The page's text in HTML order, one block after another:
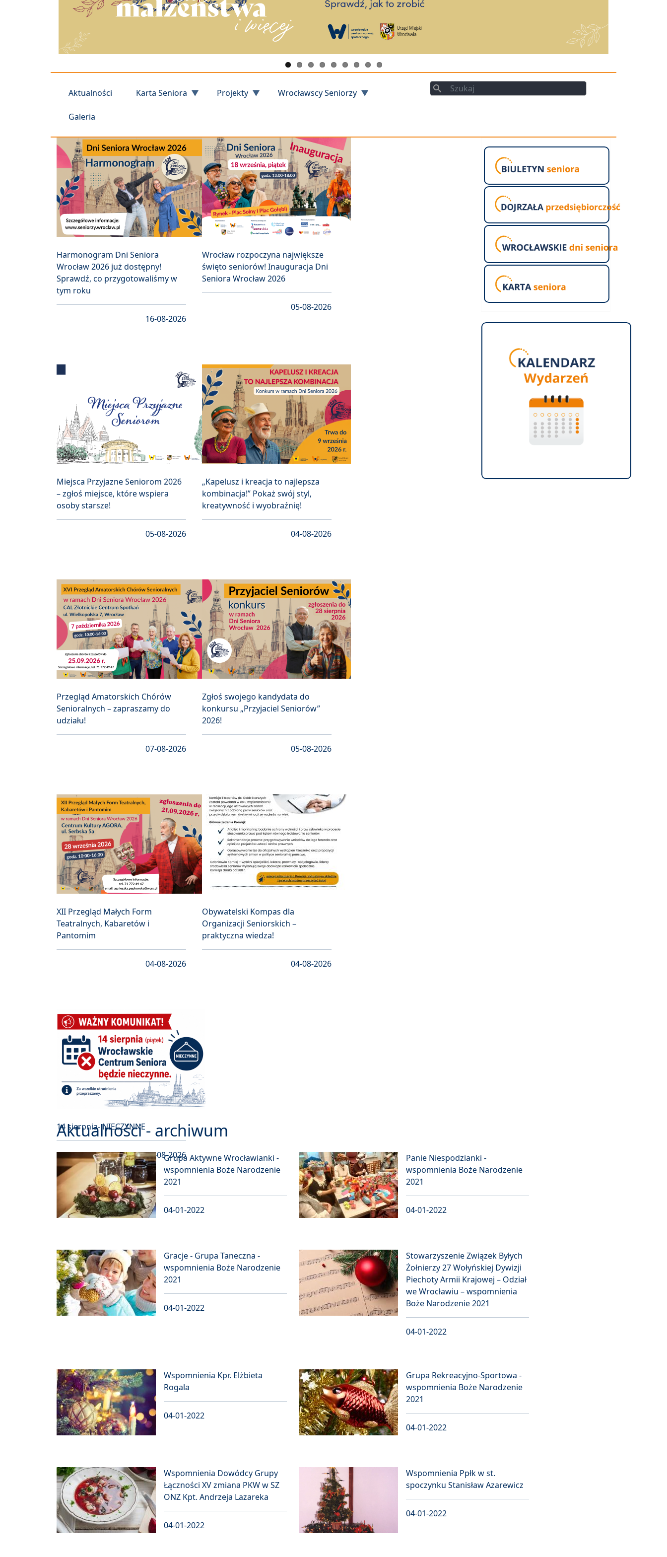
Aktualności Karta Seniora Projekty Wrocławscy Seniorzy
Galeria
Szukaj
Szukaj
Harmonogram Dni Seniora
Wrocław 2026 już dostępny!
Sprawdź, co przygotowaliśmy w
tym roku
16-08-2026
Wrocław rozpoczyna największe
święto seniorów! Inauguracja Dni
Seniora Wrocław 2026
05-08-2026
Miejsca Przyjazne Seniorom 2026
– zgłoś miejsce, które wspiera
osoby starsze!
05-08-2026
„Kapelusz i kreacja to najlepsza
kombinacja!” Pokaż swój styl,
kreatywność i wyobraźnię!
04-08-2026
Przegląd Amatorskich Chórów
Senioralnych – zapraszamy do
udziału!
07-08-2026
Zgłoś swojego kandydata do
konkursu „Przyjaciel Seniorów”
2026!
05-08-2026
XII Przegląd Małych Form
Teatralnych, Kabaretów i
Pantomim
04-08-2026
Obywatelski Kompas dla
Organizacji Seniorskich –
praktyczna wiedza!
04-08-2026
14 sierpnia- NIECZYNNE
03-08-2026
Aktualności - archiwum
Grupa Aktywne Wrocławianki -
wspomnienia Boże Narodzenie
2021
04-01-2022
Panie Niespodzianki -
wspomnienia Boże Narodzenie
2021
04-01-2022
Gracje - Grupa Taneczna -
wspomnienia Boże Narodzenie
2021
04-01-2022
Stowarzyszenie Związek Byłych
Żołnierzy 27 Wołyńskiej Dywizji
Piechoty Armii Krajowej – Odział
we Wrocławiu – wspomnienia
Boże Narodzenie 2021
04-01-2022
Wspomnienia Kpr. Elżbieta
Rogala
04-01-2022
Grupa Rekreacyjno-Sportowa -
wspomnienia Boże Narodzenie
2021
04-01-2022
Wspomnienia Dowódcy Grupy
Łączności XV zmiana PKW w SZ
ONZ Kpt. Andrzeja Lazareka
04-01-2022
Wspomnienia Ppłk w st.
spoczynku Stanisław Azarewicz
04-01-2022